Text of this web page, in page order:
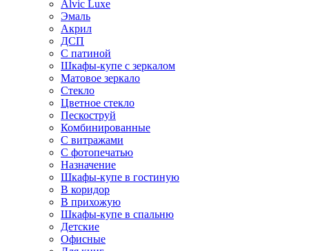
Alvic Luxe
Эмаль
Акрил
ДСП
С патиной
Шкафы-купе с зеркалом
Матовое зеркало
Стекло
Цветное стекло
Пескоструй
Комбинированные
С витражами
С фотопечатью
Назначение
Шкафы-купе в гостиную
В коридор
В прихожую
Шкафы-купе в спальню
Детские
Офисные